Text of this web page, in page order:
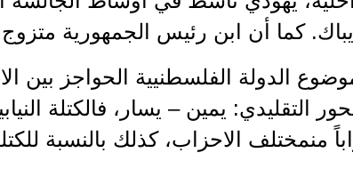
كما أن ابن رئيس الجمهورية
الدولة الفلسطنيية الحواجز بين
التقليدي: يمين – يسار، فالكتلة
منمختلف الاحزاب، كذلك بالنسبة للكتلة